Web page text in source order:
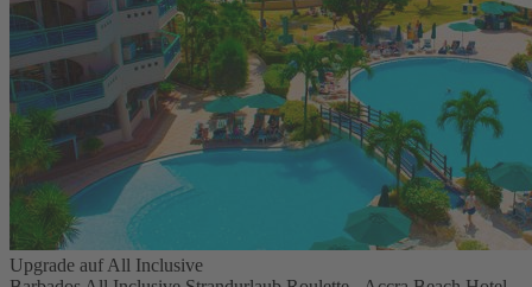
Upgrade auf All Inclusive